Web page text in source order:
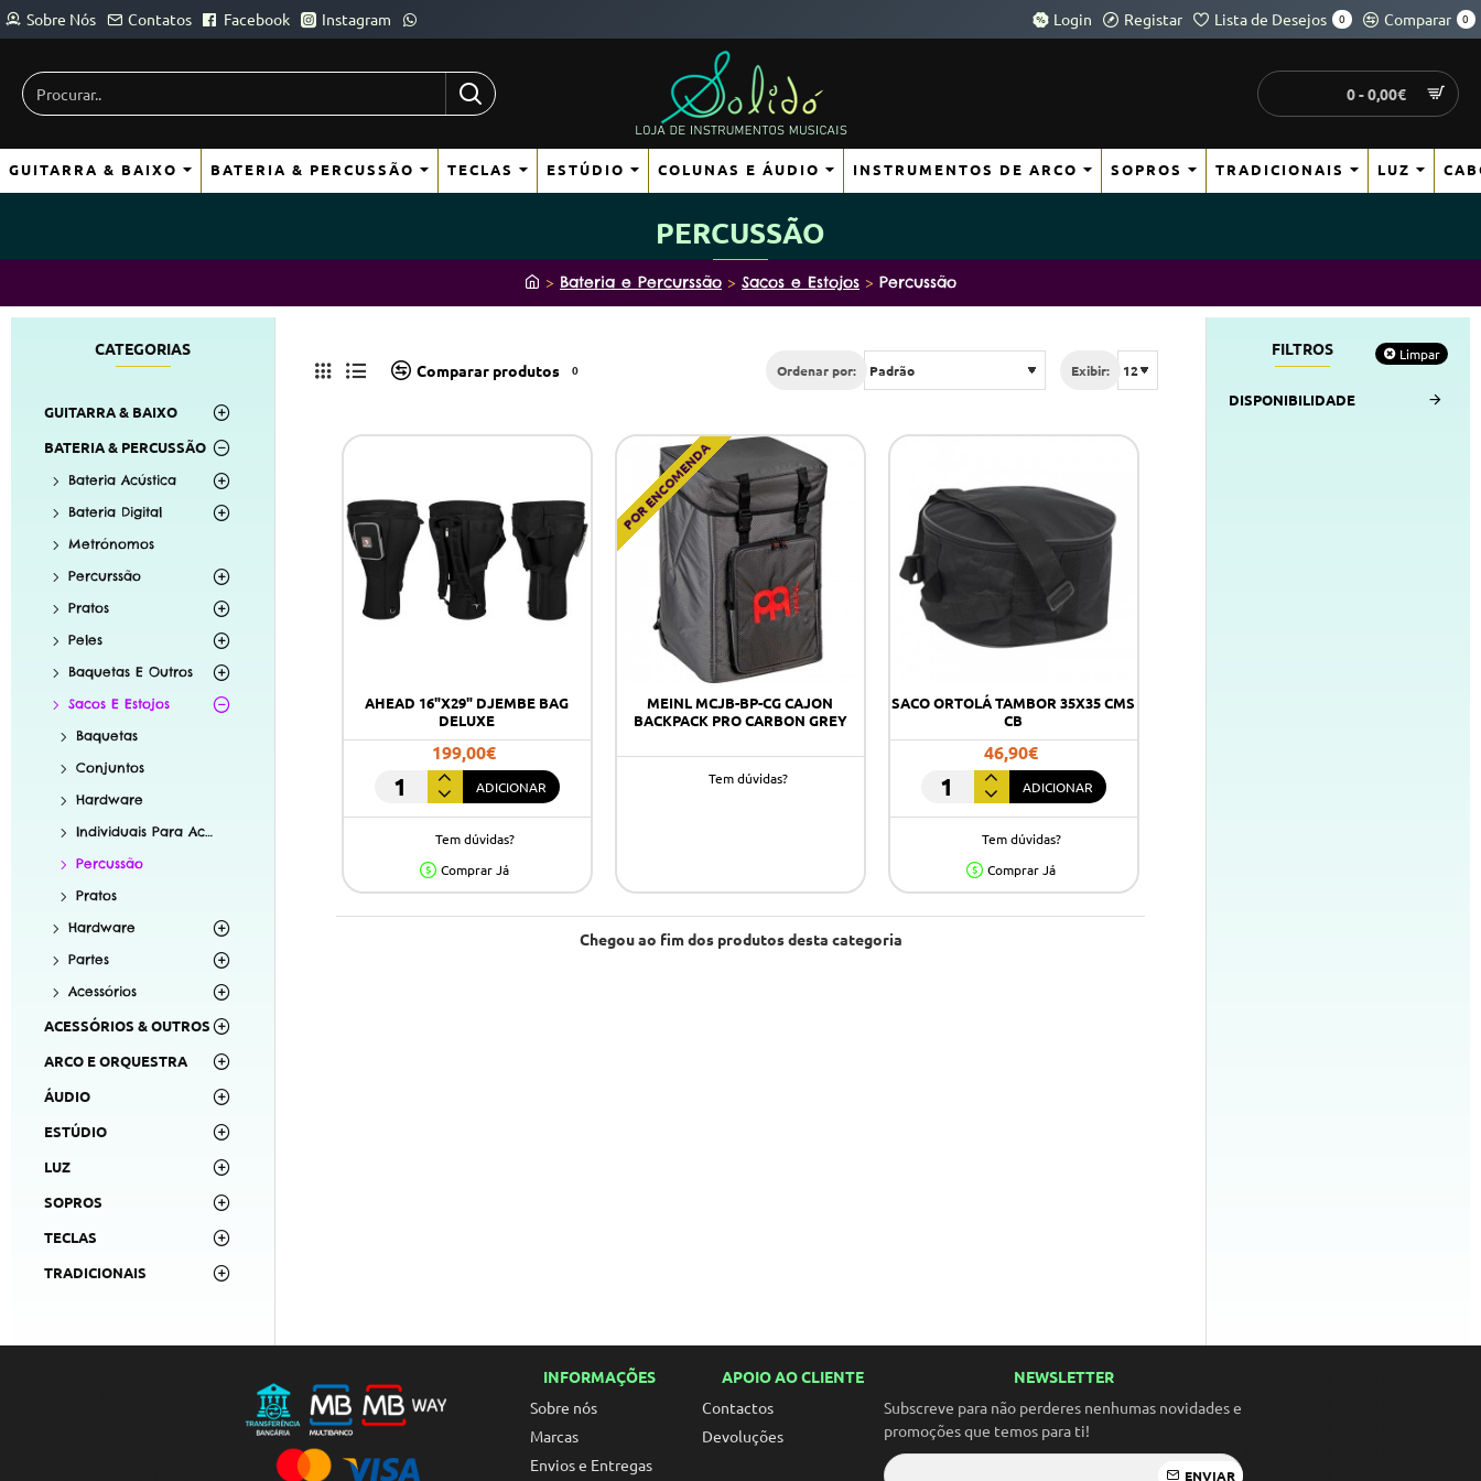
Sobre Nós Contatos Facebook Instagram Login Registar Lista de Desejos 0 Comparar 0
Procurar.. 0 - 0,00€
GUITARRA & BAIXO BATERIA & PERCUSSÃO TECLAS ESTÚDIO COLUNAS E ÁUDIO INSTRUMENTOS DE ARCO SOPROS TRADICIONAIS LUZ
PERCUSSÃO
h
o
Bateria e Percurssão Sacos e Estojos Percussão
CATEGORIAS
GUITARRA & BAIXO
BATERIA & PERCUSSÃO
Bateria Acústica
Bateria Digital
Metrónomos
Percurssão
Pratos
Peles
Baquetas E Outros
Sacos E Estojos
Baquetas
Conjuntos
Hardware
Individuais Para Acústica
Percussão
Pratos
Hardware
Partes
Acessórios
ACESSÓRIOS & OUTROS
ARCO E ORQUESTRA
ÁUDIO
ESTÚDIO
LUZ
SOPROS
TECLAS
TRADICIONAIS
Comparar produtos 0 Ordenar por: Exibir:
AHEAD 16"X29" DJEMBE BAG
DELUXE
199,00€
AHEAD
16"X29"
DELUXE
ADICIONAR
Tem dúvidas?
Comprar Já
POR ENCOMENDA
MEINL MCJB-BP-CG CAJON
BACKPACK PRO CARBON GREY
Tem dúvidas?
SACO ORTOLÁ TAMBOR 35X35 CMS
CB
46,90€
SACO
ORTOLÁ
TAMBOR
CMS
CB
ADICIONAR
Tem dúvidas?
Comprar Já
Chegou ao fim dos produtos desta categoria
FILTROS Limpar
DISPONIBILIDADE
INFORMAÇÕES
Sobre nós
Marcas
Envios e Entregas
APOIO AO CLIENTE
Contactos
Devoluções
NEWSLETTER
Subscreve para não perderes nenhumas novidades e
promoções que temos para ti!
ENVIAR